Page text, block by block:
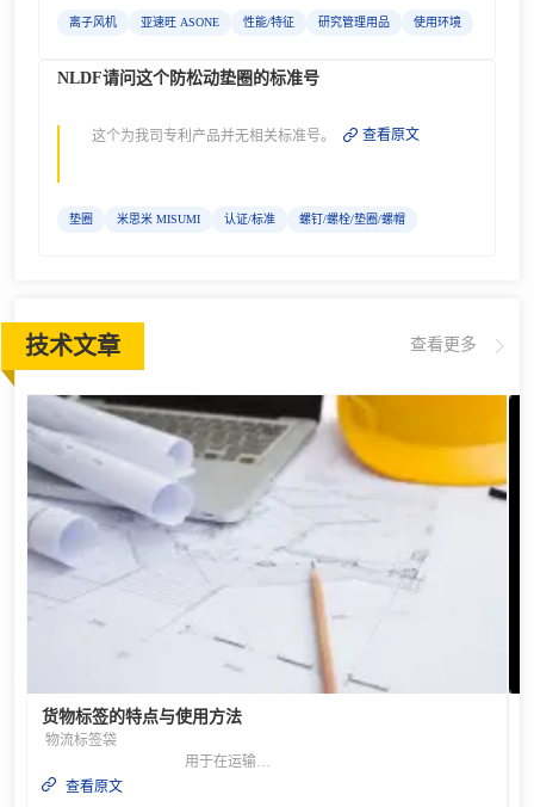
离子风机 亚速旺 ASONE 性能/特征 研究管理用品 使用环境
NLDF请问这个防松动垫圈的标准号
这个为我司专利产品并无相关标准号。 查看原文
垫圈 米思米 MISUMI 认证/标准 螺钉/螺栓/垫圈/螺帽
技术文章 查看更多
货物标签的特点与使用方法
物流标签袋
用于在运输产品时放置单据等的粘贴袋。口袋型粘贴后可取放文件。完全密封型粘贴后无需担心单据遗失。 特点· 如果在运送产品时单独发送货单，则收件人无法当场确认里面的产品是否已按订单正确送达。另外，根据产品的不同，无法打开包装箱发货，因此发货时无法将必要的文件放在包装箱内。当运送大量货物时，还会出现很难找到单据的情况。在上述这些情况的背景下，通过使用物流标签袋并将其粘贴在包装箱外侧，可以清楚地识别单据所在位置，让收发货过程更加顺畅。 使用方法将运输对象产品的单据类放入物流标签袋中，撕掉背面的离型纸，然后将其粘贴到瓦楞纸板表面。①装入单据后，撕开一侧的离型纸，然后粘贴在包装箱上。②撕开另一侧的离型纸，然后粘贴在包装箱上。 ③完成。 要点如下！·请确认袋中可装入的尺寸。货物标签粘合面的尺寸为外部尺寸，实际放入的货物标签尺寸为内部尺寸。（有时会出现弄错尺寸的错误）·请确认产品类型。
查看原文